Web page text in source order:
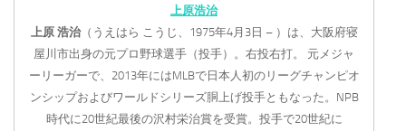
上原浩治
上原 浩治（うえはら こうじ、1975年4月3日 – ）は、大阪府寝
屋川市出身の元プロ野球選手（投手）。右投右打。 元メジャ
ーリーガーで、2013年にはMLBで日本人初のリーグチャンピオ
ンシップおよびワールドシリーズ胴上げ投手ともなった。NPB
時代に20世紀最後の沢村栄治賞を受賞。投手で20世紀に